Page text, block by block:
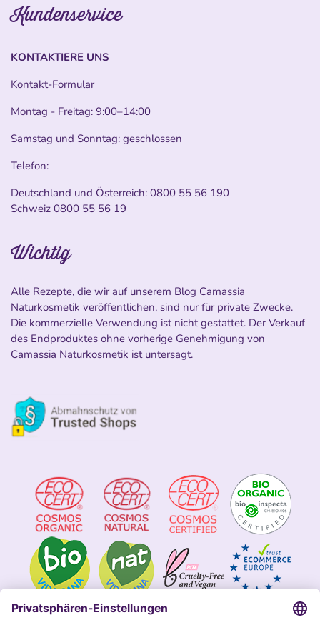
Kundenservice
KONTAKTIERE UNS
Kontakt-Formular
Montag - Freitag: 9:00–14:00
Samstag und Sonntag: geschlossen
Telefon:
Deutschland und Österreich: 0800 55 56 190
Schweiz 0800 55 56 19
Wichtig
Alle Rezepte, die wir auf unserem Blog Camassia
Naturkosmetik veröffentlichen, sind nur für private Zwecke.
Die kommerzielle Verwendung ist nicht gestattet. Der Verkauf
des Endproduktes ohne vorherige Genehmigung von
Camassia Naturkosmetik ist untersagt.